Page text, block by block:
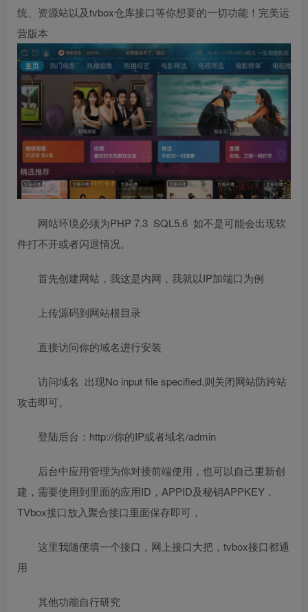
统、资源站以及tvbox仓库接口等你想要的一切功能！完美运
营版本
网站环境必须为PHP 7.3 SQL5.6 如不是可能会出现软
件打不开或者闪退情况。
首先创建网站，我这是内网，我就以IP加端口为例
上传源码到网站根目录
直接访问你的域名进行安装
访问域名 出现No input file specified.则关闭网站防跨站
攻击即可。
登陆后台：http://你的IP或者域名/admin
后台中应用管理为你对接前端使用，也可以自己重新创
建，需要使用到里面的应用ID，APPID及秘钥APPKEY，
TVbox接口放入聚合接口里面保存即可，
这里我随便填一个接口，网上接口大把，tvbox接口都通
用
其他功能自行研究